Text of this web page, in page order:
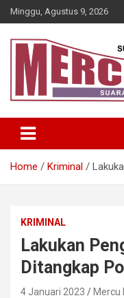
Skip
to
Minggu, Agustus 9, 2026
Mercu
Home Kriminal
KRIMINAL
Lakukan
Ditangkap
4 Januari 2023 Mercu